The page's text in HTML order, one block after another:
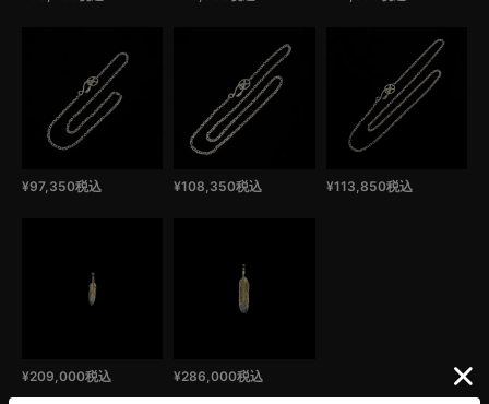
¥97,350税込 ¥108,350税込 ¥113,850税込
¥209,000税込 ¥286,000税込